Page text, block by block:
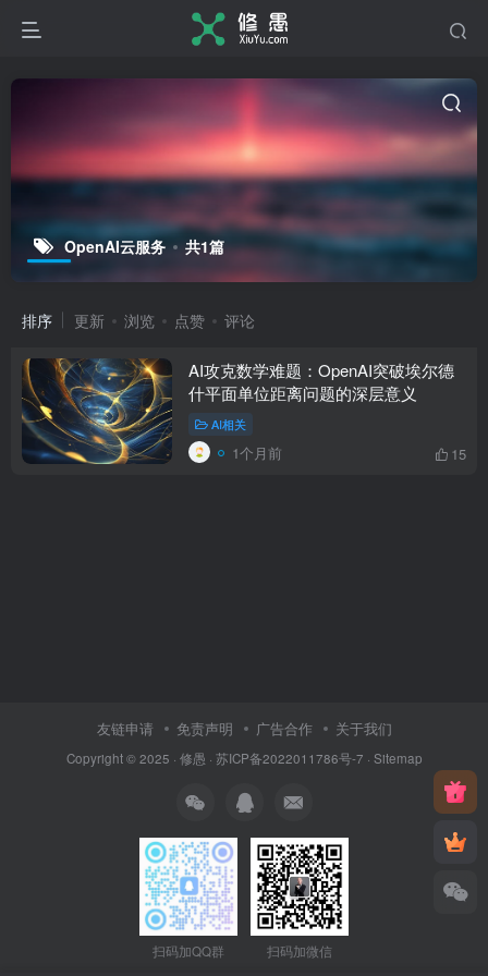
OpenAI云服务 共1篇
排序 更新 浏览 点赞 评论
AI攻克数学难题：OpenAI突破埃尔德
什平面单位距离问题的深层意义
AI相关
1个月前 15
友链申请 免责声明 广告合作 关于我们
Copyright © 2025 · 修愚 · 苏ICP备2022011786号-7 · Sitemap
扫码加QQ群 扫码加微信